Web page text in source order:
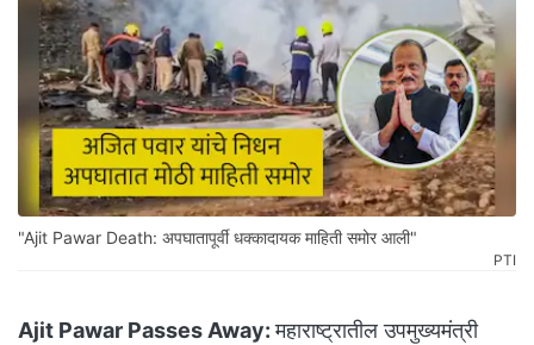
"Ajit Pawar Death: अपघातापूर्वी धक्कादायक माहिती समोर आली"
PTI
Ajit Pawar Passes Away:महाराष्ट्रातील उपमुख्यमंत्री